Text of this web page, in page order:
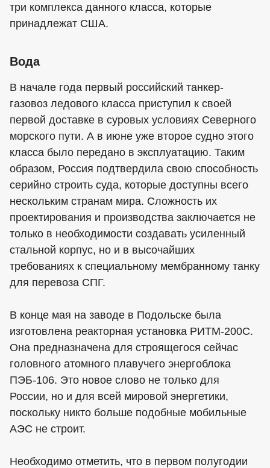
три комплекса данного класса, которые
принадлежат США.
Вода
В начале года первый российский танкер-
газовоз ледового класса приступил к своей
первой доставке в суровых условиях Северного
морского пути. А в июне уже второе судно этого
класса было передано в эксплуатацию. Таким
образом, Россия подтвердила свою способность
серийно строить суда, которые доступны всего
нескольким странам мира. Сложность их
проектирования и производства заключается не
только в необходимости создавать усиленный
стальной корпус, но и в высочайших
требованиях к специальному мембранному танку
для перевоза СПГ.
В конце мая на заводе в Подольске была
изготовлена реакторная установка РИТМ-200С.
Она предназначена для строящегося сейчас
головного атомного плавучего энергоблока
ПЭБ-106. Это новое слово не только для
России, но и для всей мировой энергетики,
поскольку никто больше подобные мобильные
АЭС не строит.
Необходимо отметить, что в первом полугодии